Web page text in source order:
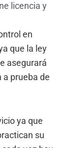
licencia y
en
que la ley
asegurará
a prueba de
ya que
su